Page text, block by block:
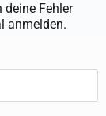
deine Fehler
anmelden.